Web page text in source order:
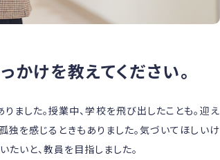
けを教えてください。
ました。授業中、学校を飛び出したことも。迎え
独を感じるときもありました。気づいてほしいけ
いと、教員を目指しました。